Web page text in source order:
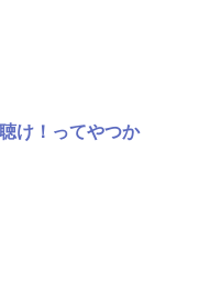
け！ってやつか